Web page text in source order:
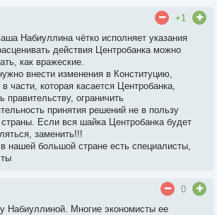
+1
Набиуллина чётко исполняет указания
действия Центробанка можно
как вражеские.
внести изменения в Конституцию,
части, которая касается Центробанка,
правительству, ограничить
принятия решений не в пользу
Если вся шайка Центробанка будет
заменить!!!
нашей большой стране есть специалисты,
0
Набиуллиной. Многие экономисты ее